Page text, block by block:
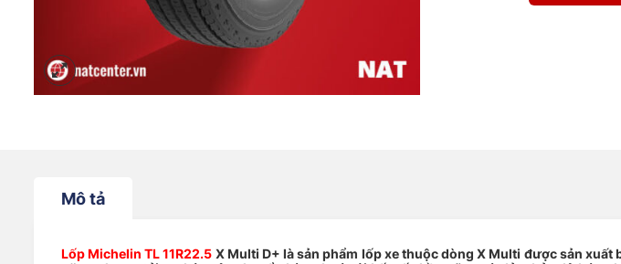
Mô tả
Lốp Michelin TL 11R22.5 X Multi D+ là sản phẩm lốp xe thuộc dòng X Multi được sản